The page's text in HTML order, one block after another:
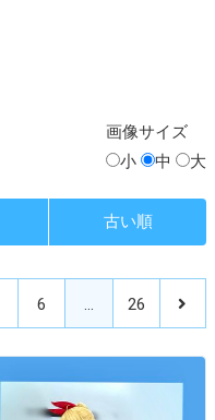
画像サイズ
小
中 大
古い順
6 … 26